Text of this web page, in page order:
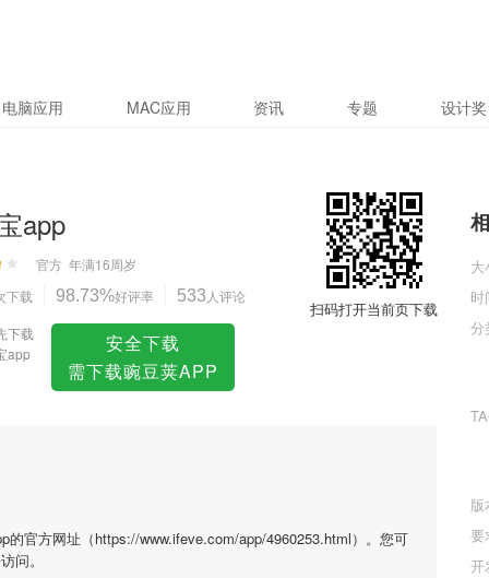
电脑应用 MAC应用 资讯 专题 设计奖
app
官方 年满16周岁
下载
98.73%好评率 533 人评论
下载
app
安全下载
需下载豌豆荚APP
扫码打开当前页下载
的官方网址（https://www.ifeve.com/app/4960253.html）。您可
问。
大
时
分
版
要
开